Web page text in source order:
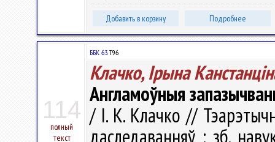
Добавить в корзину Подробнее
114
полный
текст
ББК 63.Т96
Клачко, Ірына
Англамоўныя
/ І. К. Клачко //
даследаванняў : зб.